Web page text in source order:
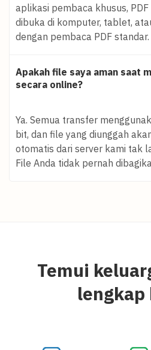
aplikasi pembaca khusus,
dibuka di komputer, tablet,
dengan pembaca PDF standar.
Apakah file saya aman saat
secara online?
Ya. Semua transfer
bit, dan file yang diunggah
otomatis dari server kami tak
File Anda tidak pernah
Temui
lengkap